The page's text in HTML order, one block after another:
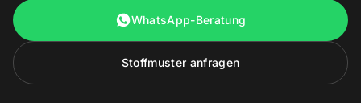
WhatsApp-Beratung
Stoffmuster anfragen